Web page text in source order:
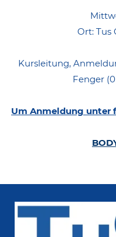
Ort: Tus
Kursleitung,
Fenger (
Um Anmeldung unter